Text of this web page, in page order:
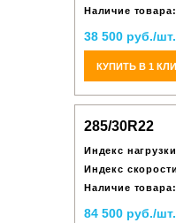
Наличие товара:
38 500 руб./шт.
КУПИТЬ В 1
285/30R22
Индекс
Индекс
Наличие товара:
84 500 руб./шт.